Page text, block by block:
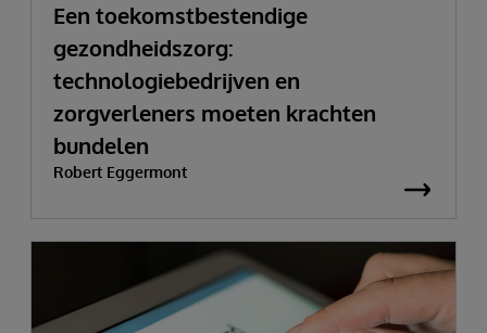
Een toekomstbestendige
gezondheidszorg:
technologiebedrijven en
zorgverleners moeten krachten
bundelen
Robert Eggermont